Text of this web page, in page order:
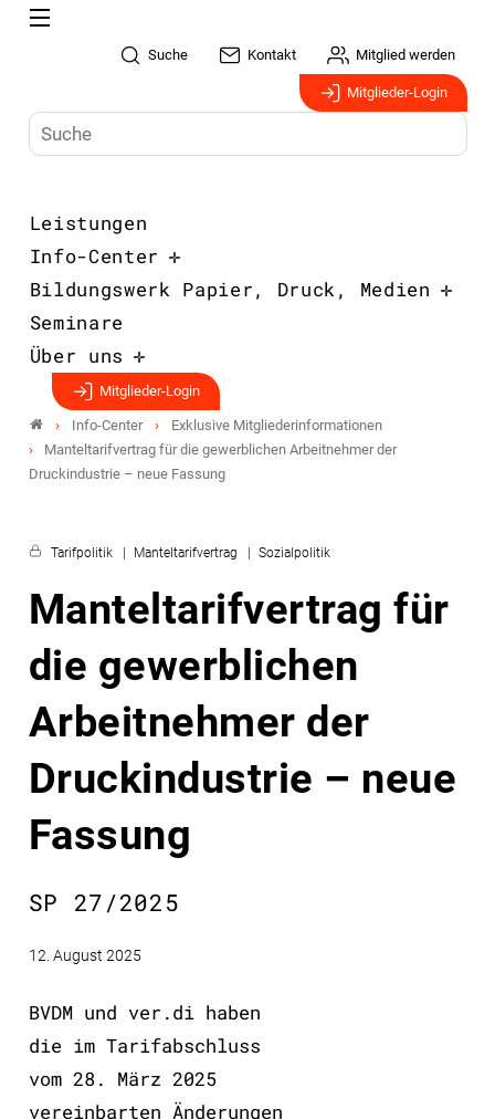
Suche Kontakt Mitglied werden
Mitglieder-Login
Leistungen
Info-Center
Bildungswerk Papier, Druck, Medien
Seminare
Über uns
Mitglieder-Login
Info-Center
Exklusive Mitgliederinformationen
Manteltarifvertrag für die gewerblichen Arbeitnehmer der
Druckindustrie – neue Fassung
Tarifpolitik Manteltarifvertrag Sozialpolitik
Manteltarifvertrag für
die gewerblichen
Arbeitnehmer der
Druckindustrie – neue
Fassung
SP 27/2025
12. August 2025
BVDM und ver.di haben
die im Tarifabschluss
vom 28. März 2025
vereinbarten Änderungen